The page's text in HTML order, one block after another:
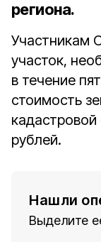
региона.
Участникам
участок,
в течение
стоимость
рублей.
Нашли
Выделите